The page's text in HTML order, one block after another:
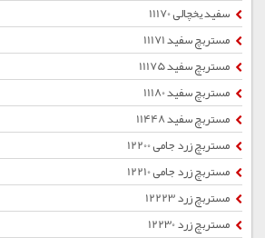
سفید یخچالی 11170
مستربچ سفید 11171
مستربچ سفید 11175
مستربچ سفید 11180
مستربچ سفید 11448
مستربچ زرد جامی 12200
مستربچ زرد جامی 12210
مستربچ زرد 12223
مستربچ زرد 12230